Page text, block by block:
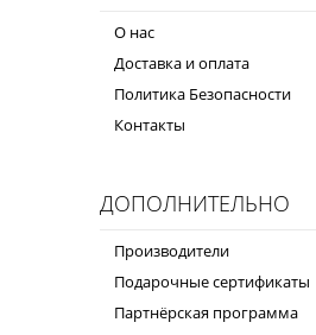
О нас
Доставка и оплата
Политика Безопасности
Контакты
ДОПОЛНИТЕЛЬНО
Производители
Подарочные сертификаты
Партнёрская программа